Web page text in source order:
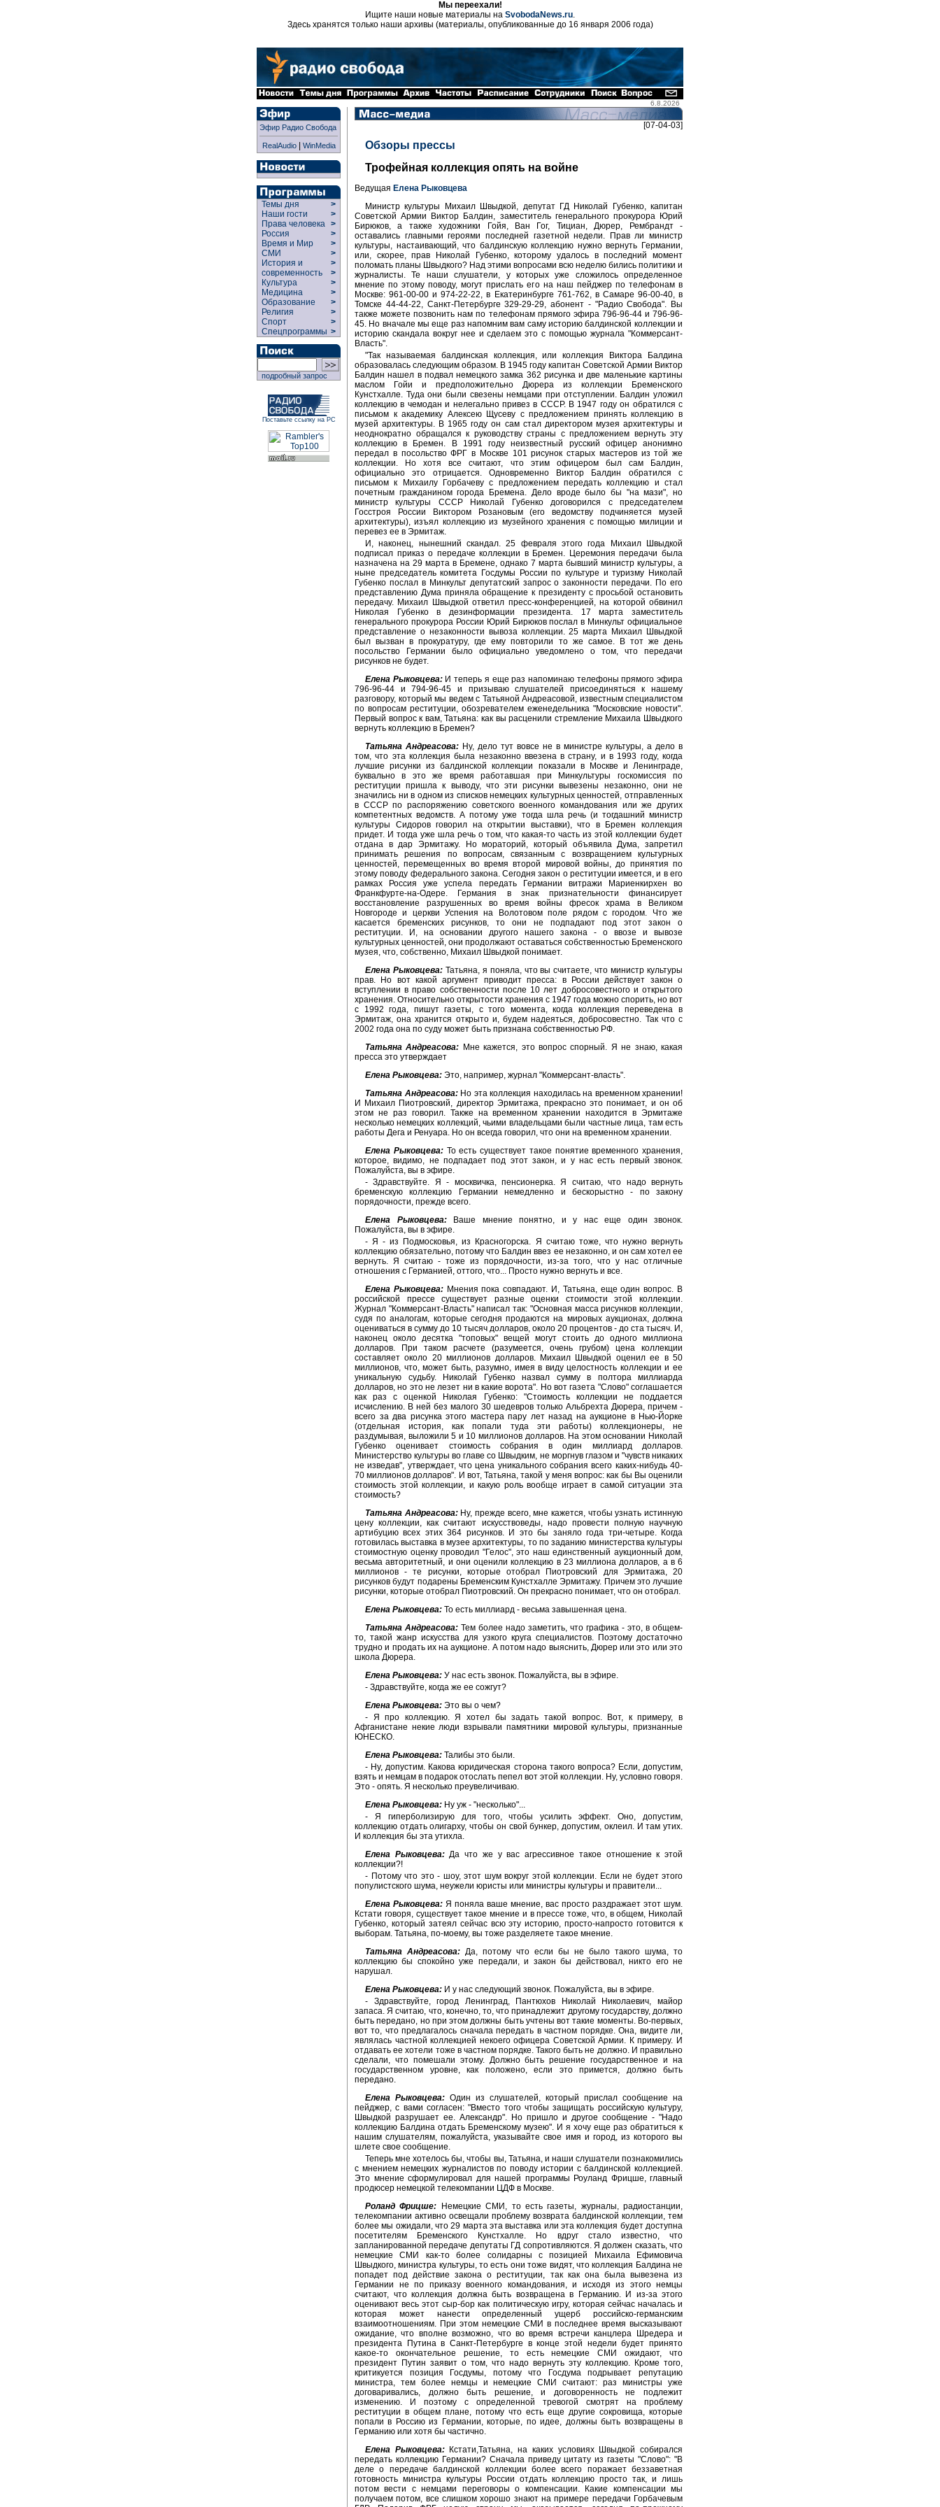
Мы переехали!
Ищите наши новые материалы на SvobodaNews.ru.
Здесь хранятся только наши архивы (материалы, опубликованные до 16 января 2006 года)
6.8.2026
Эфир Радио Свобода
RealAudio| WinMedia
Темы дня
>
Наши гости
>
Права человека >
Россия
>
Время и Мир
>
СМИ
>
История и
современность
>
>
Культура
>
Медицина
>
Образование
>
Религия
>
Спорт
>
Спецпрограммы >
подробный запрос
Поставьте ссылку на РС
[07-04-03]
Обзоры прессы
Трофейная коллекция опять на войне
Ведущая Елена Рыковцева
Министр культуры Михаил Швыдкой, депутат ГД Николай Губенко, капитан
Советской Армии Виктор Балдин, заместитель генерального прокурора Юрий
Бирюков, а также художники Гойя, Ван Гог, Тициан, Дюрер, Рембрандт -
оставались главными героями последней газетной недели. Прав ли министр
культуры, настаивающий, что балдинскую коллекцию нужно вернуть Германии,
или, скорее, прав Николай Губенко, которому удалось в последний момент
поломать планы Швыдкого? Над этими вопросами всю неделю бились политики и
журналисты. Те наши слушатели, у которых уже сложилось определенное
мнение по этому поводу, могут прислать его на наш пейджер по телефонам в
Москве: 961-00-00 и 974-22-22, в Екатеринбурге 761-762, в Самаре 96-00-40, в
Томске 44-44-22, Санкт-Петербурге 329-29-29, абонент - "Радио Свобода". Вы
также можете позвонить нам по телефонам прямого эфира 796-96-44 и 796-96-
45. Но вначале мы еще раз напомним вам саму историю балдинской коллекции и
историю скандала вокруг нее и сделаем это с помощью журнала "Коммерсант-
Власть".
"Так называемая балдинская коллекция, или коллекция Виктора Балдина
образовалась следующим образом. В 1945 году капитан Советской Армии Виктор
Балдин нашел в подвал немецкого замка 362 рисунка и две маленькие картины
маслом Гойи и предположительно Дюрера из коллекции Бременского
Кунстхалле. Туда они были свезены немцами при отступлении. Балдин уложил
коллекцию в чемодан и нелегально привез в СССР. В 1947 году он обратился с
письмом к академику Алексею Щусеву с предложением принять коллекцию в
музей архитектуры. В 1965 году он сам стал директором музея архитектуры и
неоднократно обращался к руководству страны с предложением вернуть эту
коллекцию в Бремен. В 1991 году неизвестный русский офицер анонимно
передал в посольство ФРГ в Москве 101 рисунок старых мастеров из той же
коллекции. Но хотя все считают, что этим офицером был сам Балдин,
официально это отрицается. Одновременно Виктор Балдин обратился с
письмом к Михаилу Горбачеву с предложением передать коллекцию и стал
почетным гражданином города Бремена. Дело вроде было бы "на мази", но
министр культуры СССР Николай Губенко договорился с председателем
Госстроя России Виктором Розановым (его ведомству подчиняется музей
архитектуры), изъял коллекцию из музейного хранения с помощью милиции и
перевез ее в Эрмитаж.
И, наконец, нынешний скандал. 25 февраля этого года Михаил Швыдкой
подписал приказ о передаче коллекции в Бремен. Церемония передачи была
назначена на 29 марта в Бремене, однако 7 марта бывший министр культуры, а
ныне председатель комитета Госдумы России по культуре и туризму Николай
Губенко послал в Минкульт депутатский запрос о законности передачи. По его
представлению Дума приняла обращение к президенту с просьбой остановить
передачу. Михаил Швыдкой ответил пресс-конференцией, на которой обвинил
Николая Губенко в дезинформации президента. 17 марта заместитель
генерального прокурора России Юрий Бирюков послал в Минкульт официальное
представление о незаконности вывоза коллекции. 25 марта Михаил Швыдкой
был вызван в прокуратуру, где ему повторили то же самое. В тот же день
посольство Германии было официально уведомлено о том, что передачи
рисунков не будет.
Елена Рыковцева:И теперь я еще раз напоминаю телефоны прямого эфира
796-96-44 и 794-96-45 и призываю слушателей присоединяться к нашему
разговору, который мы ведем с Татьяной Андреасовой, известным специалистом
по вопросам реституции, обозревателем еженедельника "Московские новости".
Первый вопрос к вам, Татьяна: как вы расценили стремление Михаила Швыдкого
вернуть коллекцию в Бремен?
Татьяна Андреасова: Ну, дело тут вовсе не в министре культуры, а дело в
том, что эта коллекция была незаконно ввезена в страну, и в 1993 году, когда
лучшие рисунки из балдинской коллекции показали в Москве и Ленинграде,
буквально в это же время работавшая при Минкультуры госкомиссия по
реституции пришла к выводу, что эти рисунки вывезены незаконно, они не
значились ни в одном из списков немецких культурных ценностей, отправленных
в СССР по распоряжению советского военного командования или же других
компетентных ведомств. А потому уже тогда шла речь (и тогдашний министр
культуры Сидоров говорил на открытии выставки), что в Бремен коллекция
придет. И тогда уже шла речь о том, что какая-то часть из этой коллекции будет
отдана в дар Эрмитажу. Но мораторий, который объявила Дума, запретил
принимать решения по вопросам, связанным с возвращением культурных
ценностей, перемещенных во время второй мировой войны, до принятия по
этому поводу федерального закона. Сегодня закон о реституции имеется, и в его
рамках Россия уже успела передать Германии витражи Мариенкирхен во
Франкфурте-на-Одере. Германия в знак признательности финансирует
восстановление разрушенных во время войны фресок храма в Великом
Новгороде и церкви Успения на Волотовом поле рядом с городом. Что же
касается бременских рисунков, то они не подпадают под этот закон о
реституции. И, на основании другого нашего закона - о ввозе и вывозе
культурных ценностей, они продолжают оставаться собственностью Бременского
музея, что, собственно, Михаил Швыдкой понимает.
Елена Рыковцева:Татьяна, я поняла, что вы считаете, что министр культуры
прав. Но вот какой аргумент приводит пресса: в России действует закон о
вступлении в право собственности после 10 лет добросовестного и открытого
хранения. Относительно открытости хранения с 1947 года можно спорить, но вот
с 1992 года, пишут газеты, с того момента, когда коллекция переведена в
Эрмитаж, она хранится открыто и, будем надеяться, добросовестно. Так что с
2002 года она по суду может быть признана собственностью РФ.
Татьяна Андреасова: Мне кажется, это вопрос спорный. Я не знаю, какая
пресса это утверждает
Елена Рыковцева: Это, например, журнал "Коммерсант-власть".
Татьяна Андреасова:Но эта коллекция находилась на временном хранении!
И Михаил Пиотровский, директор Эрмитажа, прекрасно это понимает, и он об
этом не раз говорил. Также на временном хранении находится в Эрмитаже
несколько немецких коллекций, чьими владельцами были частные лица, там есть
работы Дега и Ренуара. Но он всегда говорил, что они на временном хранении.
Елена Рыковцева:То есть существует такое понятие временного хранения,
которое, видимо, не подпадает под этот закон, и у нас есть первый звонок.
Пожалуйста, вы в эфире.
- Здравствуйте. Я - москвичка, пенсионерка. Я считаю, что надо вернуть
бременскую коллекцию Германии немедленно и бескорыстно - по закону
порядочности, прежде всего.
Елена Рыковцева:Ваше мнение понятно, и у нас еще один звонок.
Пожалуйста, вы в эфире.
- Я - из Подмосковья, из Красногорска. Я считаю тоже, что нужно вернуть
коллекцию обязательно, потому что Балдин ввез ее незаконно, и он сам хотел ее
вернуть. Я считаю - тоже из порядочности, из-за того, что у нас отличные
отношения с Германией, оттого, что... Просто нужно вернуть и все.
Елена Рыковцева:Мнения пока совпадают. И, Татьяна, еще один вопрос. В
российской прессе существует разные оценки стоимости этой коллекции.
Журнал "Коммерсант-Власть" написал так: "Основная масса рисунков коллекции,
судя по аналогам, которые сегодня продаются на мировых аукционах, должна
оцениваться в сумму до 10 тысяч долларов, около 20 процентов - до ста тысяч. И,
наконец около десятка "топовых" вещей могут стоить до одного миллиона
долларов. При таком расчете (разумеется, очень грубом) цена коллекции
составляет около 20 миллионов долларов. Михаил Швыдкой оценил ее в 50
миллионов, что, может быть, разумно, имея в виду целостность коллекции и ее
уникальную судьбу. Николай Губенко назвал сумму в полтора миллиарда
долларов, но это не лезет ни в какие ворота". Но вот газета "Слово" соглашается
как раз с оценкой Николая Губенко: "Стоимость коллекции не поддается
исчислению. В ней без малого 30 шедевров только Альбрехта Дюрера, причем -
всего за два рисунка этого мастера пару лет назад на аукционе в Нью-Йорке
(отдельная история, как попали туда эти работы) коллекционеры, не
раздумывая, выложили 5 и 10 миллионов долларов. На этом основании Николай
Губенко оценивает стоимость собрания в один миллиард долларов.
Министерство культуры во главе со Швыдким, не моргнув глазом и "чувств никаких
не изведав", утверждает, что цена уникального собрания всего каких-нибудь 40-
70 миллионов долларов". И вот, Татьяна, такой у меня вопрос: как бы Вы оценили
стоимость этой коллекции, и какую роль вообще играет в самой ситуации эта
стоимость?
Татьяна Андреасова:Ну, прежде всего, мне кажется, чтобы узнать истинную
цену коллекции, как считают искусствоведы, надо провести полную научную
артибуцию всех этих 364 рисунков. И это бы заняло года три-четыре. Когда
готовилась выставка в музее архитектуры, то по заданию министерства культуры
стоимостную оценку проводил "Гелос", это наш единственный аукционный дом,
весьма авторитетный, и они оценили коллекцию в 23 миллиона долларов, а в 6
миллионов - те рисунки, которые отобрал Пиотровский для Эрмитажа, 20
рисунков будут подарены Бременским Кунстхалле Эрмитажу. Причем это лучшие
рисунки, которые отобрал Пиотровский. Он прекрасно понимает, что он отобрал.
Елена Рыковцева: То есть миллиард - весьма завышенная цена.
Татьяна Андреасова: Тем более надо заметить, что графика - это, в общем-
то, такой жанр искусства для узкого круга специалистов. Поэтому достаточно
трудно и продать их на аукционе. А потом надо выяснить, Дюрер или это или это
школа Дюрера.
Елена Рыковцева: У нас есть звонок. Пожалуйста, вы в эфире.
- Здравствуйте, когда же ее сожгут?
Елена Рыковцева: Это вы о чем?
- Я про коллекцию. Я хотел бы задать такой вопрос. Вот, к примеру, в
Афганистане некие люди взрывали памятники мировой культуры, признанные
ЮНЕСКО.
Елена Рыковцева: Талибы это были.
- Ну, допустим. Какова юридическая сторона такого вопроса? Если, допустим,
взять и немцам в подарок отослать пепел вот этой коллекции. Ну, условно говоря.
Это - опять. Я несколько преувеличиваю.
Елена Рыковцева: Ну уж - "несколько"...
- Я гиперболизирую для того, чтобы усилить эффект. Оно, допустим,
коллекцию отдать олигарху, чтобы он свой бункер, допустим, оклеил. И там утих.
И коллекция бы эта утихла.
Елена Рыковцева:Да что же у вас агрессивное такое отношение к этой
коллекции?!
- Потому что это - шоу, этот шум вокруг этой коллекции. Если не будет этого
популистского шума, неужели юристы или министры культуры и правители...
Елена Рыковцева: Я поняла ваше мнение, вас просто раздражает этот шум.
Кстати говоря, существует такое мнение и в прессе тоже, что, в общем, Николай
Губенко, который затеял сейчас всю эту историю, просто-напросто готовится к
выборам. Татьяна, по-моему, вы тоже разделяете такое мнение.
Татьяна Андреасова: Да, потому что если бы не было такого шума, то
коллекцию бы спокойно уже передали, и закон бы действовал, никто его не
нарушал.
Елена Рыковцева: И у нас следующий звонок. Пожалуйста, вы в эфире.
- Здравствуйте, город Ленинград, Пантюхов Николай Николаевич, майор
запаса. Я считаю, что, конечно, то, что принадлежит другому государству, должно
быть передано, но при этом должны быть учтены вот такие моменты. Во-первых,
вот то, что предлагалось сначала передать в частном порядке. Она, видите ли,
являлась частной коллекцией некоего офицера Советской Армии. К примеру. И
отдавать ее хотели тоже в частном порядке. Такого быть не должно. И правильно
сделали, что помешали этому. Должно быть решение государственное и на
государственном уровне, как положено, если это примется, должно быть
передано.
Елена Рыковцева: Один из слушателей, который прислал сообщение на
пейджер, с вами согласен: "Вместо того чтобы защищать российскую культуру,
Швыдкой разрушает ее. Александр". Но пришло и другое сообщение - "Надо
коллекцию Балдина отдать Бременскому музею". И я хочу еще раз обратиться к
нашим слушателям, пожалуйста, указывайте свое имя и город, из которого вы
шлете свое сообщение.
Теперь мне хотелось бы, чтобы вы, Татьяна, и наши слушатели познакомились
с мнением немецких журналистов по поводу истории с балдинской коллекцией.
Это мнение сформулировал для нашей программы Роуланд Фрицше, главный
продюсер немецкой телекомпании ЦДФ в Москве.
Роланд Фрицше: Немецкие СМИ, то есть газеты, журналы, радиостанции,
телекомпании активно освещали проблему возврата балдинской коллекции, тем
более мы ожидали, что 29 марта эта выставка или эта коллекция будет доступна
посетителям Бременского Кунстхалле. Но вдруг стало известно, что
запланированной передаче депутаты ГД сопротивляются. Я должен сказать, что
немецкие СМИ как-то более солидарны с позицией Михаила Ефимовича
Швыдкого, министра культуры, то есть они тоже видят, что коллекция Балдина не
попадет под действие закона о реституции, так как она была вывезена из
Германии не по приказу военного командования, и исходя из этого немцы
считают, что коллекция должна быть возвращена в Германию. И из-за этого
оценивают весь этот сыр-бор как политическую игру, которая сейчас началась и
которая может нанести определенный ущерб российско-германским
взаимоотношениям. При этом немецкие СМИ в последнее время высказывают
ожидание, что вполне возможно, что во время встречи канцлера Шредера и
президента Путина в Санкт-Петербурге в конце этой недели будет принято
какое-то окончательное решение, то есть немецкие СМИ ожидают, что
президент Путин заявит о том, что надо вернуть эту коллекцию. Кроме того,
критикуется позиция Госдумы, потому что Госдума подрывает репутацию
министра, тем более немцы и немецкие СМИ считают: раз министры уже
договаривались, должно быть решение, и договоренность не подлежит
изменению. И поэтому с определенной тревогой смотрят на проблему
реституции в общем плане, потому что есть еще другие сокровища, которые
попали в Россию из Германии, которые, по идее, должны быть возвращены в
Германию или хотя бы частично.
Елена Рыковцева:Кстати,Татьяна, на каких условиях Швыдкой собирался
передать коллекцию Германии? Сначала приведу цитату из газеты "Слово": "В
деле о передаче балдинской коллекции более всего поражает беззаветная
готовность министра культуры России отдать коллекцию просто так, и лишь
потом вести с немцами переговоры о компенсации. Какие компенсации мы
получаем потом, все слишком хорошо знают на примере передачи Горбачевым